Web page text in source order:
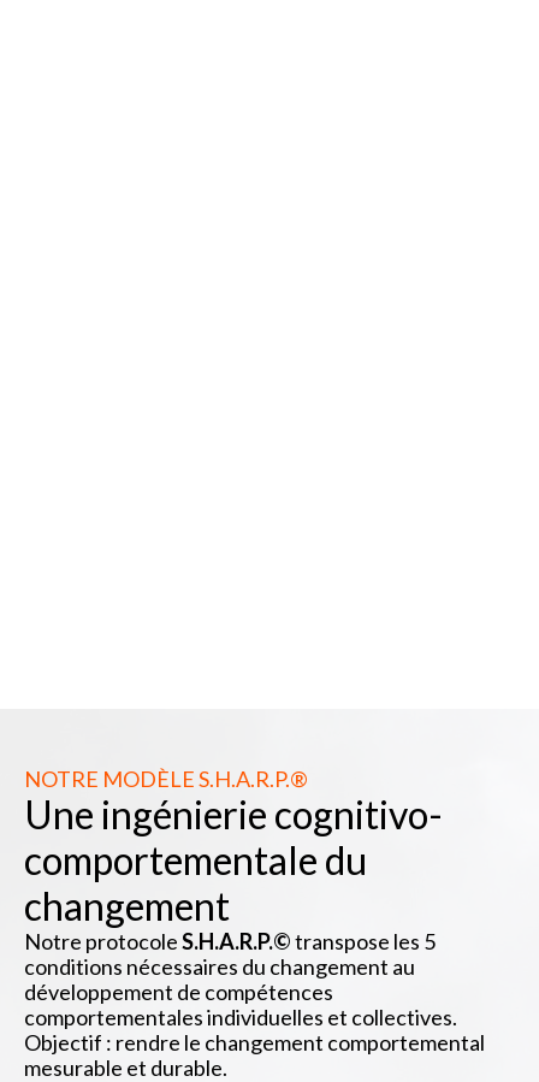
NOTRE MODÈLE S.H.A.R.P.®
Une ingénierie cognitivo-
comportementale du
changement
Notre protocoleS.H.A.R.P.©transpose les 5
conditions nécessaires du changement au
développement de compétences
comportementales individuelles et collectives.
Objectif : rendre le changement comportemental
mesurable et durable.